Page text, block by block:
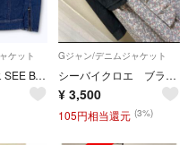
ケット
シーバイクロエ SEE BY CHLOE ノーカラーデニムジャケット ライダース
Gジャン/デニムジャケット
シーバイクロエ ブラックデニムジャケット 黒系
¥ 3,500
105円相当還元 (3%)